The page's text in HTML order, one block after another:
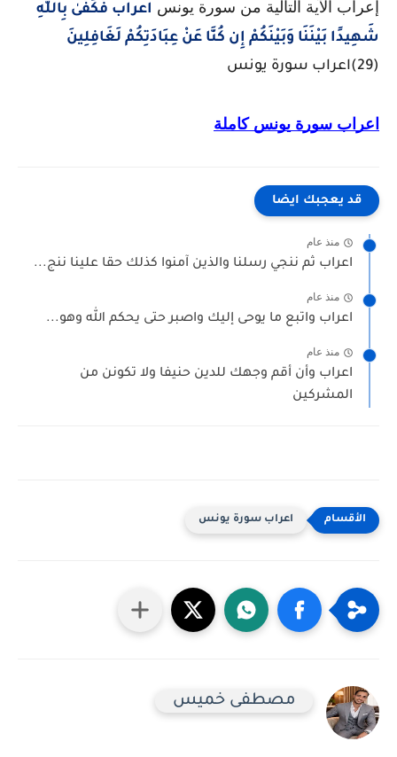
إعراب الآية التالية من سورة يونس اعراب فَكَفَىٰ بِاللَّهِ
شَهِيدًا بَيْنَنَا وَبَيْنَكُمْ إِن كُنَّا عَنْ عِبَادَتِكُمْ لَغَافِلِينَ
(29)اعراب سورة يونس
اعراب سورة يونس كاملة
قد يعجبك ايضا
منذ عام
اعراب ثم ننجي رسلنا والذين آمنوا كذلك حقا علينا ننج...
منذ عام
اعراب واتبع ما يوحى إليك واصبر حتى يحكم الله وهو...
منذ عام
اعراب وأن أقم وجهك للدين حنيفا ولا تكونن من
المشركين
اعراب سورة يونس
مصطفى خميس